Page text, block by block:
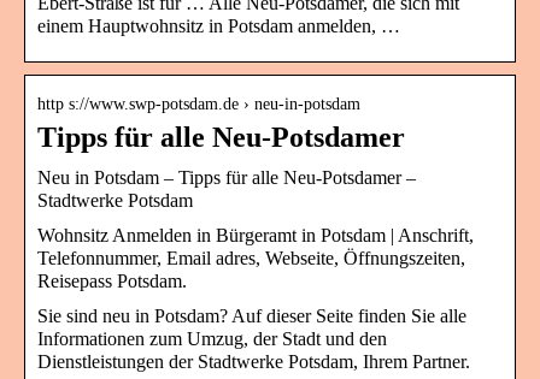
einem Hauptwohnsitz in Potsdam anmelden, …
http s://www.swp-potsdam.de › neu-in-potsdam
Tipps für alle Neu-Potsdamer
Neu in Potsdam – Tipps für alle Neu-Potsdamer –
Stadtwerke Potsdam
Wohnsitz Anmelden in Bürgeramt in Potsdam | Anschrift,
Telefonnummer, Email adres, Webseite, Öffnungszeiten,
Reisepass Potsdam.
Sie sind neu in Potsdam? Auf dieser Seite finden Sie alle
Informationen zum Umzug, der Stadt und den
Dienstleistungen der Stadtwerke Potsdam, Ihrem Partner.